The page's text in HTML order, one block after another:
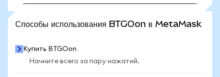
Способы использования BTGOon в MetaMask
Купить BTGOon
Начните всего за пару нажатий.